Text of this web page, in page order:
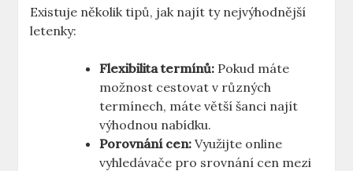
Existuje několik tipů, jak najít ty nejvýhodnější
letenky:
Flexibilita termínů: Pokud máte
možnost cestovat v různých
termínech, máte větší šanci najít
výhodnou nabídku.
Porovnání cen: Využijte online
vyhledávače pro srovnání cen mezi